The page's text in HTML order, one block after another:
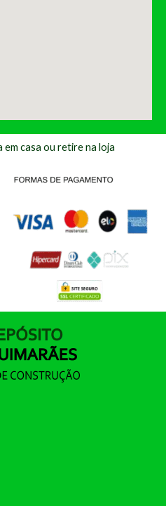
em casa ou retire na loja